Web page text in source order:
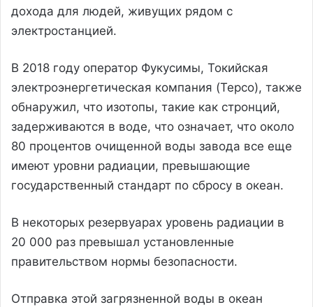
дохода для людей, живущих рядом с
электростанцией.
В 2018 году оператор Фукусимы, Токийская
электроэнергетическая компания (Tepco), также
обнаружил, что изотопы, такие как стронций,
задерживаются в воде, что означает, что около
80 процентов очищенной воды завода все еще
имеют уровни радиации, превышающие
государственный стандарт по сбросу в океан.
В некоторых резервуарах уровень радиации в
20 000 раз превышал установленные
правительством нормы безопасности.
Отправка этой загрязненной воды в океан